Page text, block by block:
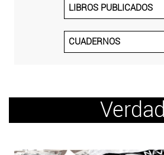
LIBROS PUBLICADOS
CUADERNOS
Verdad